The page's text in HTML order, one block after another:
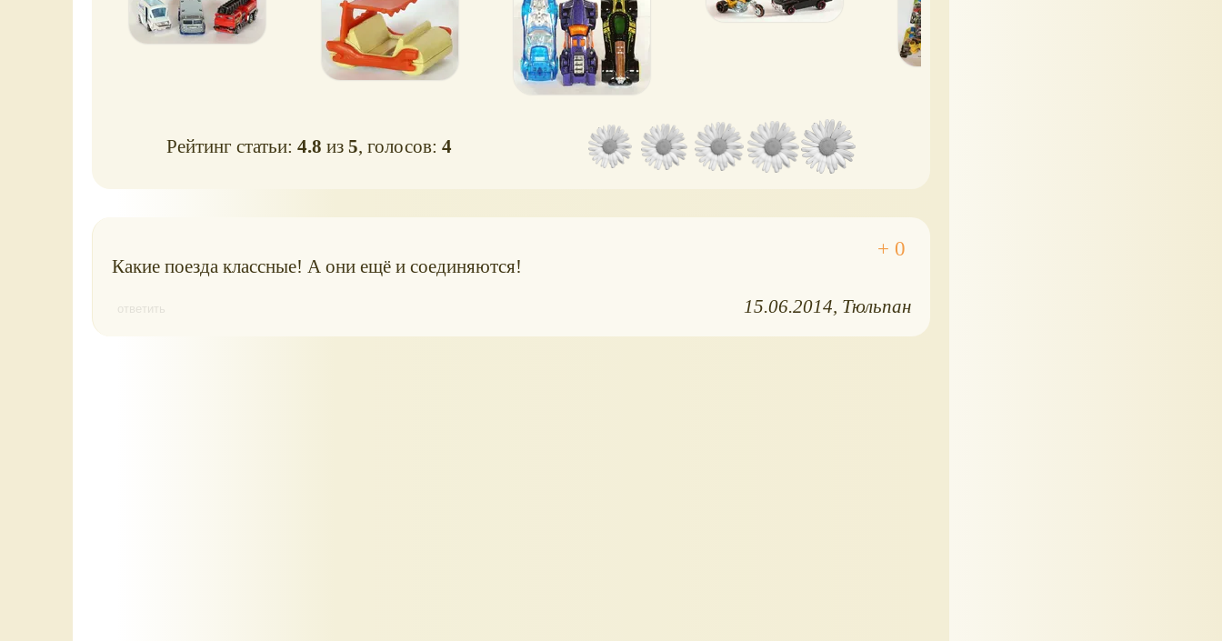
Рейтинг статьи:4.8 из5, голосов:4
Какие поезда классные! А они ещё и соединяются!
ответить 15.06.2014 Тюльпан